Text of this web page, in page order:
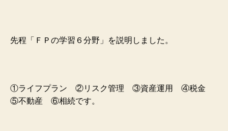
先程「ＦＰの学習６分野」を説明しました。
①ライフプラン ②リスク管理 ③資産運用 ④税金
⑤不動産 ⑥相続です。